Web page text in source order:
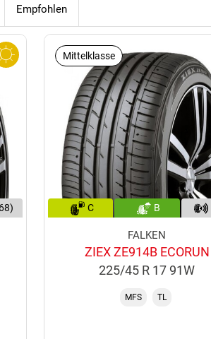
Empfohlen
Mittelklasse
C B
FALKEN
ZIEX ZE914B ECORUN
225/45 R 17 91W
MFS TL